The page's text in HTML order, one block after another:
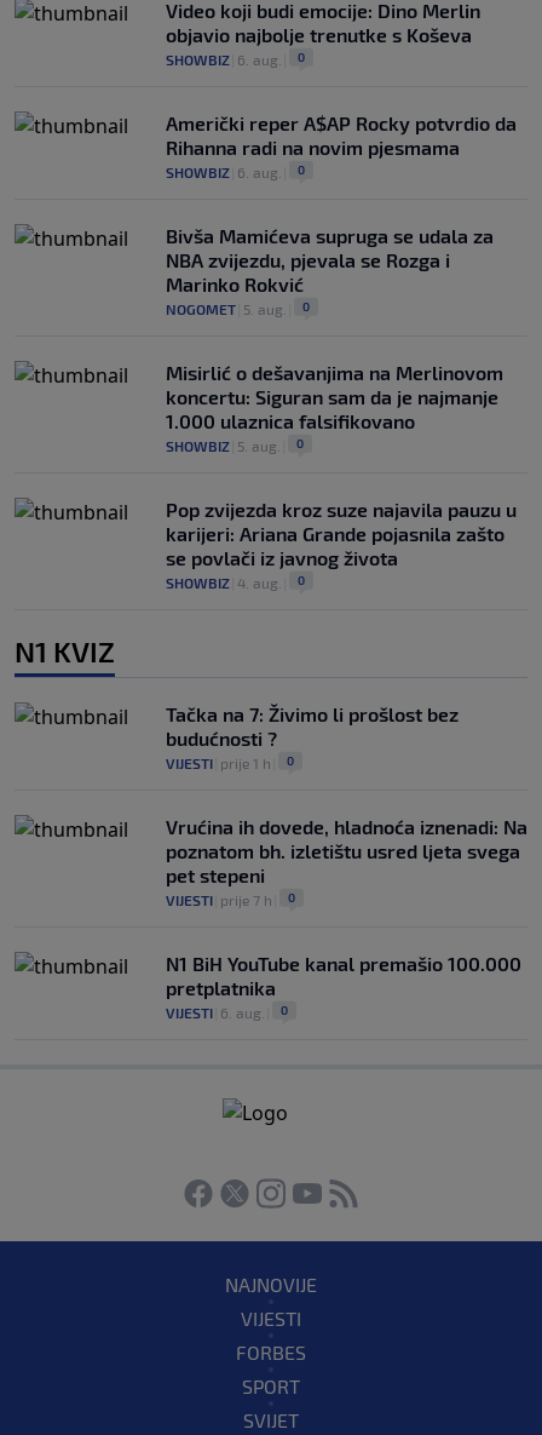
Video koji budi emocije: Dino Merlin
objavio najbolje trenutke s Koševa
SHOWBIZ 6. aug. 0
Američki reper A$AP Rocky potvrdio da
Rihanna radi na novim pjesmama
SHOWBIZ 6. aug. 0
Bivša Mamićeva supruga se udala za
NBA zvijezdu, pjevala se Rozga i
Marinko Rokvić
NOGOMET 5. aug. 0
Misirlić o dešavanjima na Merlinovom
koncertu: Siguran sam da je najmanje
1.000 ulaznica falsifikovano
SHOWBIZ 5. aug. 0
Pop zvijezda kroz suze najavila pauzu u
karijeri: Ariana Grande pojasnila zašto
se povlači iz javnog života
SHOWBIZ 4. aug. 0
N1 KVIZ
Tačka na 7: Živimo li prošlost bez
budućnosti ?
VIJESTI prije 1 h 0
Vrućina ih dovede, hladnoća iznenadi: Na
poznatom bh. izletištu usred ljeta svega
pet stepeni
VIJESTI prije 7 h 0
N1 BiH YouTube kanal premašio 100.000
pretplatnika
VIJESTI 6. aug. 0
NAJNOVIJE
VIJESTI
FORBES
SPORT
SVIJET